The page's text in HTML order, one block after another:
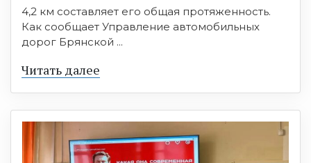
4,2 км составляет его общая протяженность.
Как сообщает Управление автомобильных
дорог Брянской ...
Читать далее